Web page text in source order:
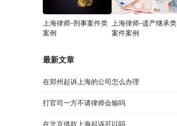
上海律师-刑事案件类
案例
上海律师-遗产继承类
案件案例
最新文章
在郑州起诉上海的公司怎么办理
打官司一方不请律师会输吗
在北京借款上海起诉可以吗